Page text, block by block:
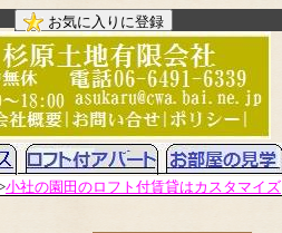
小社の園田のロフト付賃貸はカスタマイズ
お気に入りに登録